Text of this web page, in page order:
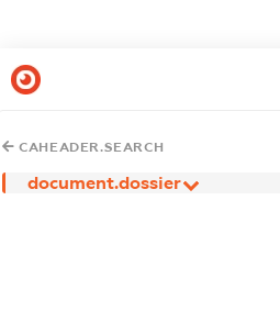
CAHEADER.SEARCH
document.dossier